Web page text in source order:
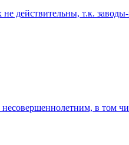
действительны, т.к.
в том